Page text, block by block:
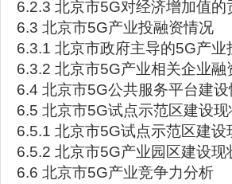
6.2.3 北京市5G对经济增加值的
6.3 北京市5G产业投融资情况
6.3.1 北京市政府主导的5G产业
6.3.2 北京市5G产业相关企业融
6.4 北京市5G公共服务平台建
6.5 北京市5G试点示范区建设现
6.5.1 北京市5G试点示范区建设
6.5.2 北京市5G产业园区建设现
6.6 北京市5G产业竞争力分析